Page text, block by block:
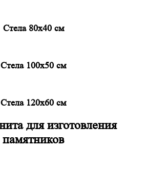
Cтела 80x40 см
Cтела 100x50 см
Cтела 120x60 см
для изготовления
памятников